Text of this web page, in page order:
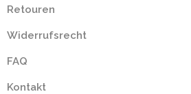
Retouren
Widerrufsrecht
FAQ
Kontakt